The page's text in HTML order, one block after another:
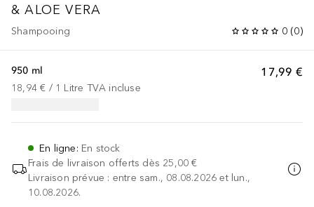
& ALOE VERA
Shampooing 0 (0)
17,99 €
950 ml
18,94 € / 1 Litre TVA incluse
En ligne: En stock
Frais de livraison offerts dès 25,00 €
Livraison prévue : entre sam., 08.08.2026 et lun.,
10.08.2026.